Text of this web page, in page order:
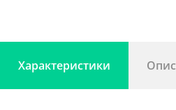
Характеристики